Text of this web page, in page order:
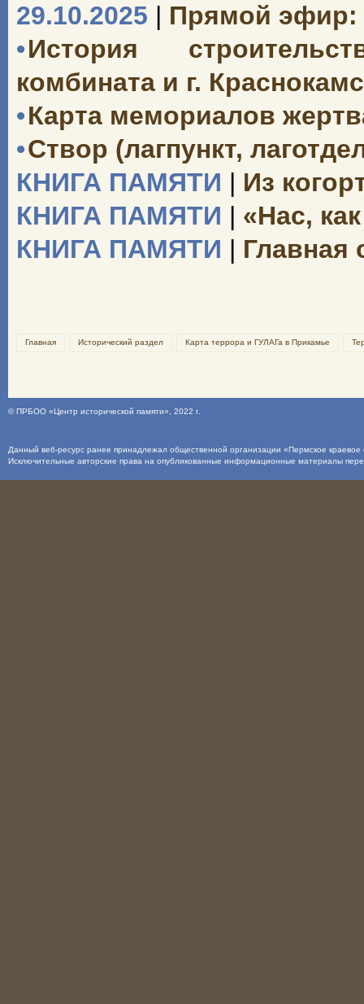
29.10.2025 | Прямой эфир:
•История
комбината и г.
•Карта мемориалов
•Створ (лагпункт,
КНИГА ПАМЯТИ | Из
КНИГА ПАМЯТИ | «Нас,
КНИГА ПАМЯТИ | Главная
Главная Исторический раздел Карта террора и ГУЛАГа в Прикамье
©ПРБОО «Центр исторической памяти» , 2022 г.
Данный веб-ресурс ранее принадлежал общественной организации «Пермское
Исключительные авторские права на опубликованные информационные материалы